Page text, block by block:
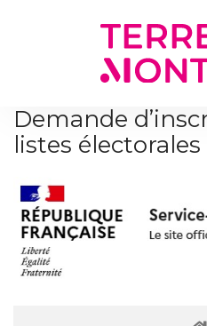
Demande
listes électorales